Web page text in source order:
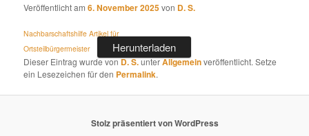
Veröffentlicht am6. November 2025von D. S.
Nachbarschaftshilfe Artikel für
Ortsteilbürgermeister
Herunterladen
Dieser Eintrag wurde vonD. S.unterAllgemeinveröffentlicht. Setze
ein Lesezeichen für den Permalink.
Stolz präsentiert von WordPress